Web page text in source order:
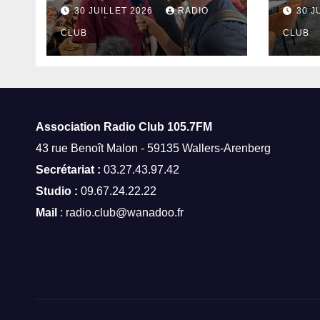
thermes de Saint-
Amand-les-Eaux
30 JUILLET 2026 RADIO
CLUB
à 30
CLUB
Association Radio Club 105.7FM
43 rue Benoît Malon - 59135 Wallers-Arenberg
Secrétariat : 03.27.43.97.42
Studio : 09.67.24.22.22
Mail : radio.club@wanadoo.fr